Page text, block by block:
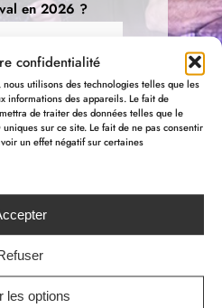
confidentialité
utilisons des technologies telles que les
informations des appareils. Le fait de
de traiter des données telles que le
sur ce site. Le fait de ne pas consentir
un effet négatif sur certaines
les options
en 2026 ?
que le Polleur
& MY HOTEL
données afin
offres spéciales.